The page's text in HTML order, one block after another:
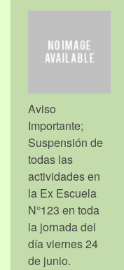
Aviso
Importante;
Suspensión de
todas las
actividades en
la Ex Escuela
N°123 en toda
la jornada del
día viernes 24
de junio.